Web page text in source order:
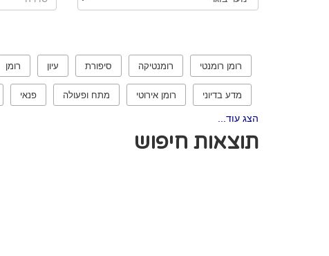
רומן רומנטי רומנטיקה סיפורת עיון רומן
מדע בדיוני רומן אירוטי מתח ופעולה פנאי
הצג עוד...
תוצאות חיפוש